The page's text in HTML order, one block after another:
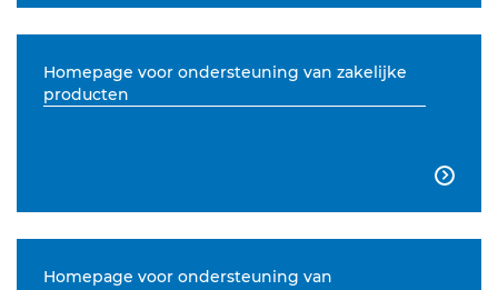
Homepage voor ondersteuning van zakelijke
producten

Homepage voor ondersteuning van